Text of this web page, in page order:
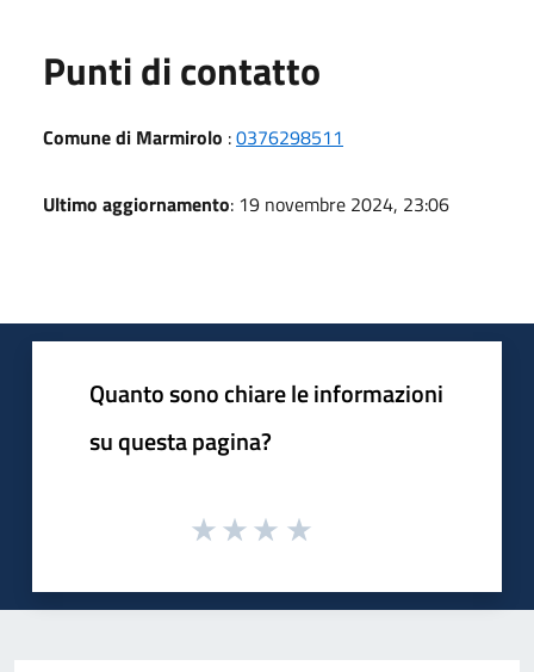
Punti di contatto
Comune di Marmirolo :0376298511
Ultimo aggiornamento: 19 novembre 2024, 23:06
Quanto sono chiare le informazioni
su questa pagina?